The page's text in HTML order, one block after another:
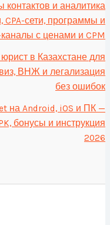
контактов и аналитика
сети, программы и
с ценами и CPM
в Казахстане для
ВНЖ и легализация
без ошибок
на Android, iOS и ПК —
бонусы и инструкция
2026